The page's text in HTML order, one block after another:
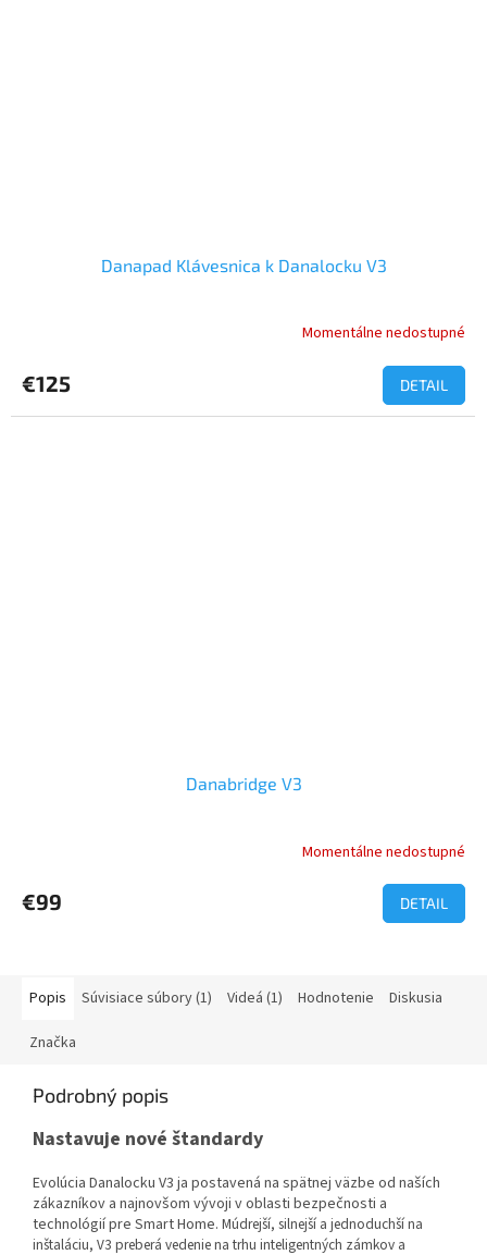
Danapad Klávesnica k Danalocku V3
Momentálne nedostupné
€125 DETAIL
Danabridge V3
produktu
je
hviezdičiek.
Momentálne nedostupné
€99 DETAIL
Popis Súvisiace súbory (1) Videá (1) Hodnotenie Diskusia
Značka
Podrobný popis
Nastavuje nové štandardy
Evolúcia Danalocku V3 ja postavená na spätnej väzbe od naších
zákazníkov a najnovšom vývoji v oblasti bezpečnosti a
technológií pre Smart Home. Múdrejší, silnejší a jednoduchší na
inštaláciu, V3 preberá vedenie na trhu inteligentných zámkov a